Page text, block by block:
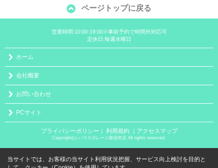
ページトップに戻る
営業時間:10:00-19:00※事前予約で時間外対応可
定休日:毎週水曜日
ホーム
会社概要
お問い合わせ
PCサイト
プライバシーポリシー ｜ 利用規約 ｜アクセスマップ
Copyright(c) ハウスガレージ新宿本店 All rights reserved.
当サイトでは、お客様の当サイト利用状況把握、サービス向上検討を目的と